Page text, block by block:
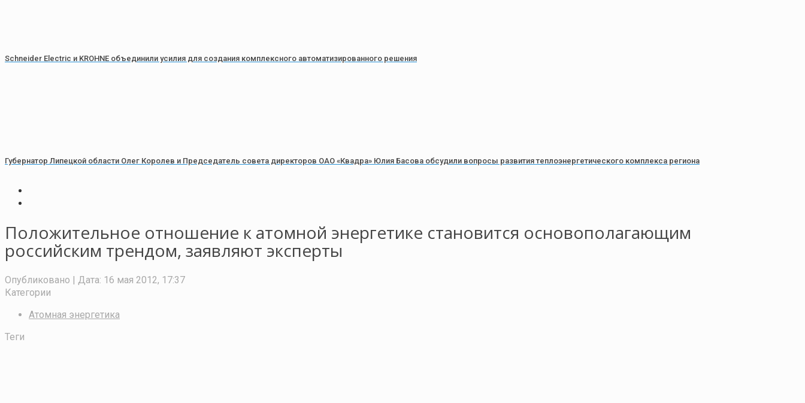
Schneider Electric и KROHNE объединили усилия для создания комплексного автоматизированного решения
Губернатор Липецкой области Олег Королев и Председатель совета директоров ОАО «Квадра» Юлия Басова обсудили вопросы развития теплоэнергетического комплекса региона
Положительное отношение к атомной энергетике становится основополагающим
российским трендом, заявляют эксперты
Опубликовано | Дата: 16 мая 2012, 17:37
Категории
Атомная энергетика
Теги